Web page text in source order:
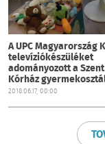
A UPC Magyarország
televíziókészüléket
adományozott a
Kórház
2018.06.17, 00:00